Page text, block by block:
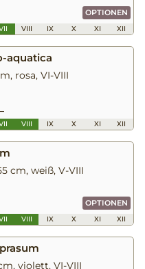
OPTIONEN
VIII IX X XI XII
aquatica
rosa, VI-VIII
VIII IX X XI XII
cm, weiß, V-VIII
OPTIONEN
VIII IX X XI XII
violett, VI-VIII